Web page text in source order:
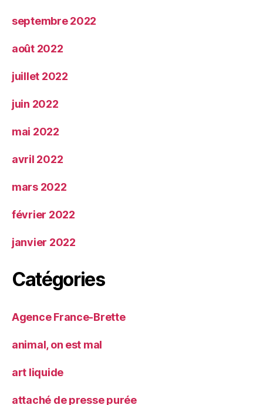
septembre 2022
août 2022
juillet 2022
juin 2022
mai 2022
avril 2022
mars 2022
février 2022
janvier 2022
Catégories
Agence France-Brette
animal, on est mal
art liquide
attaché de presse purée